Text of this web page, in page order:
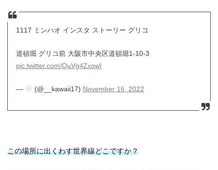
1117 ミンハオ インスタ ストーリー グリコ
道頓堀 グリコ前 大阪市中央区道頓堀1-10-3
pic.twitter.com/QuVg4ZxqwI
— (@__kawaii17) November 16, 2022
この場所に出くわす世界線どこですか？